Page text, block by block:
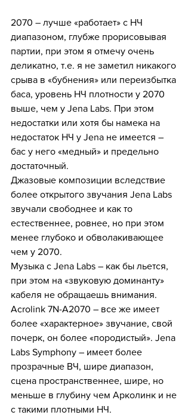
2070 – лучше «работает» с НЧ
диапазоном, глубже прорисовывая
партии, при этом я отмечу очень
деликатно, т.е. я не заметил никакого
срыва в «бубнения» или переизбытка
баса, уровень НЧ плотности у 2070
выше, чем у Jena Labs. При этом
недостатки или хотя бы намека на
недостаток НЧ у Jena не имеется –
бас у него «медный» и предельно
достаточный.
Джазовые композиции вследствие
более открытого звучания Jena Labs
звучали свободнее и как то
естественнее, ровнее, но при этом
менее глубоко и обволакивающее
чем у 2070.
Музыка с Jena Labs – как бы льется,
при этом на «звуковую доминанту»
кабеля не обращаешь внимания.
Acrolink 7N-A2070 – все же имеет
более «характерное» звучание, свой
почерк, он более «породистый». Jena
Labs Symphony – имеет более
прозрачные ВЧ, шире диапазон,
сцена пространственнее, шире, но
меньше в глубину чем Арколинк и не
с такими плотными НЧ.